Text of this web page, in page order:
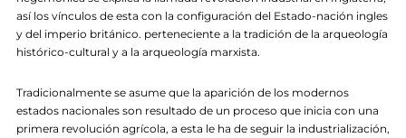
así los vínculos de esta con la configuración del Estado-nación ingles
y del imperio británico. perteneciente a la tradición de la arqueología
histórico-cultural y a la arqueología marxista.
Tradicionalmente se asume que la aparición de los modernos
estados nacionales son resultado de un proceso que inicia con una
primera revolución agrícola, a esta le ha de seguir la industrialización,